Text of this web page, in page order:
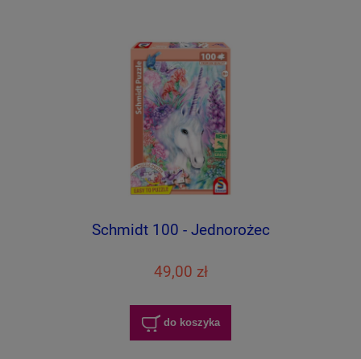
Schmidt 100 - Jednorożec
49,00 zł
do koszyka